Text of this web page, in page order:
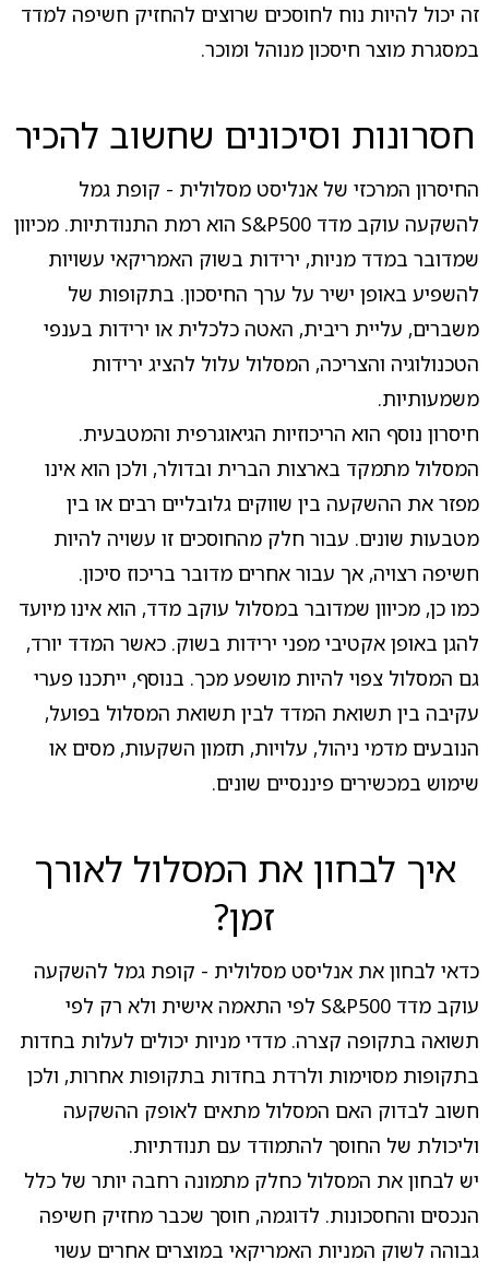
זה יכול להיות נוח לחוסכים שרוצים להחזיק חשיפה למדד
במסגרת מוצר חיסכון מנוהל ומוכר.
חסרונות וסיכונים שחשוב להכיר
החיסרון המרכזי של אנליסט מסלולית - קופת גמל
להשקעה עוקב מדד S&P500 הוא רמת התנודתיות. מכיוון
שמדובר במדד מניות, ירידות בשוק האמריקאי עשויות
להשפיע באופן ישיר על ערך החיסכון. בתקופות של
משברים, עליית ריבית, האטה כלכלית או ירידות בענפי
הטכנולוגיה והצריכה, המסלול עלול להציג ירידות
משמעותיות.
חיסרון נוסף הוא הריכוזיות הגיאוגרפית והמטבעית.
המסלול מתמקד בארצות הברית ובדולר, ולכן הוא אינו
מפזר את ההשקעה בין שווקים גלובליים רבים או בין
מטבעות שונים. עבור חלק מהחוסכים זו עשויה להיות
חשיפה רצויה, אך עבור אחרים מדובר בריכוז סיכון.
כמו כן, מכיוון שמדובר במסלול עוקב מדד, הוא אינו מיועד
להגן באופן אקטיבי מפני ירידות בשוק. כאשר המדד יורד,
גם המסלול צפוי להיות מושפע מכך. בנוסף, ייתכנו פערי
עקיבה בין תשואת המדד לבין תשואת המסלול בפועל,
הנובעים מדמי ניהול, עלויות, תזמון השקעות, מסים או
שימוש במכשירים פיננסיים שונים.
איך לבחון את המסלול לאורך
זמן?
כדאי לבחון את אנליסט מסלולית - קופת גמל להשקעה
עוקב מדד S&P500 לפי התאמה אישית ולא רק לפי
תשואה בתקופה קצרה. מדדי מניות יכולים לעלות בחדות
בתקופות מסוימות ולרדת בחדות בתקופות אחרות, ולכן
חשוב לבדוק האם המסלול מתאים לאופק ההשקעה
וליכולת של החוסך להתמודד עם תנודתיות.
יש לבחון את המסלול כחלק מתמונה רחבה יותר של כלל
הנכסים והחסכונות. לדוגמה, חוסך שכבר מחזיק חשיפה
גבוהה לשוק המניות האמריקאי במוצרים אחרים עשוי